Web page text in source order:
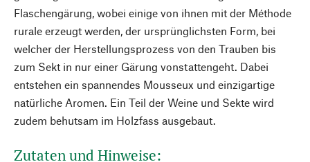
Flaschengärung, wobei einige von ihnen mit der Méthode
rurale erzeugt werden, der ursprünglichsten Form, bei
welcher der Herstellungsprozess von den Trauben bis
zum Sekt in nur einer Gärung vonstattengeht. Dabei
entstehen ein spannendes Mousseux und einzigartige
natürliche Aromen. Ein Teil der Weine und Sekte wird
zudem behutsam im Holzfass ausgebaut.
Zutaten und Hinweise: